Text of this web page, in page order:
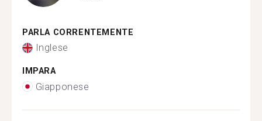
PARLA CORRENTEMENTE
Inglese
IMPARA
Giapponese